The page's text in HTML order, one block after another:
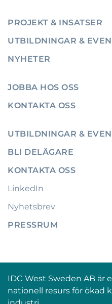
PROJEKT & INSATSER
UTBILDNINGAR &
NYHETER
JOBBA HOS OSS
KONTAKTA OSS
UTBILDNINGAR &
BLI DELÄGARE
KONTAKTA OSS
LinkedIn
Nyhetsbrev
PRESSRUM
IDC West Sweden AB är
nationell resurs för ökad